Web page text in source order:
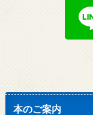
本のご案内